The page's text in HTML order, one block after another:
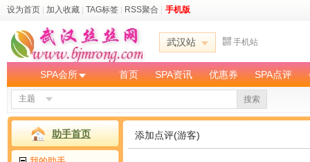
设为首页 加入收藏 TAG标签 RSS聚合 手机版
武汉站 手机站
SPA会所 首页 SPA资讯 优惠券 SPA点评
主题 搜索
助手首页 添加点评(游客)